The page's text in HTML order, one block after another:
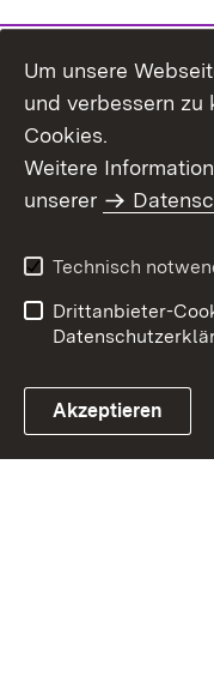
Benutzungshinweise
Um unsere
und verbessern zu
Cookies.
Weitere
unserer
Technisch
Drittanbieter-
Akzeptieren